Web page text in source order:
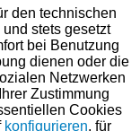
den technischen
stets gesetzt
bei Benutzung
dienen oder die
Netzwerken
Zustimmung
Cookies
konfigurieren, für